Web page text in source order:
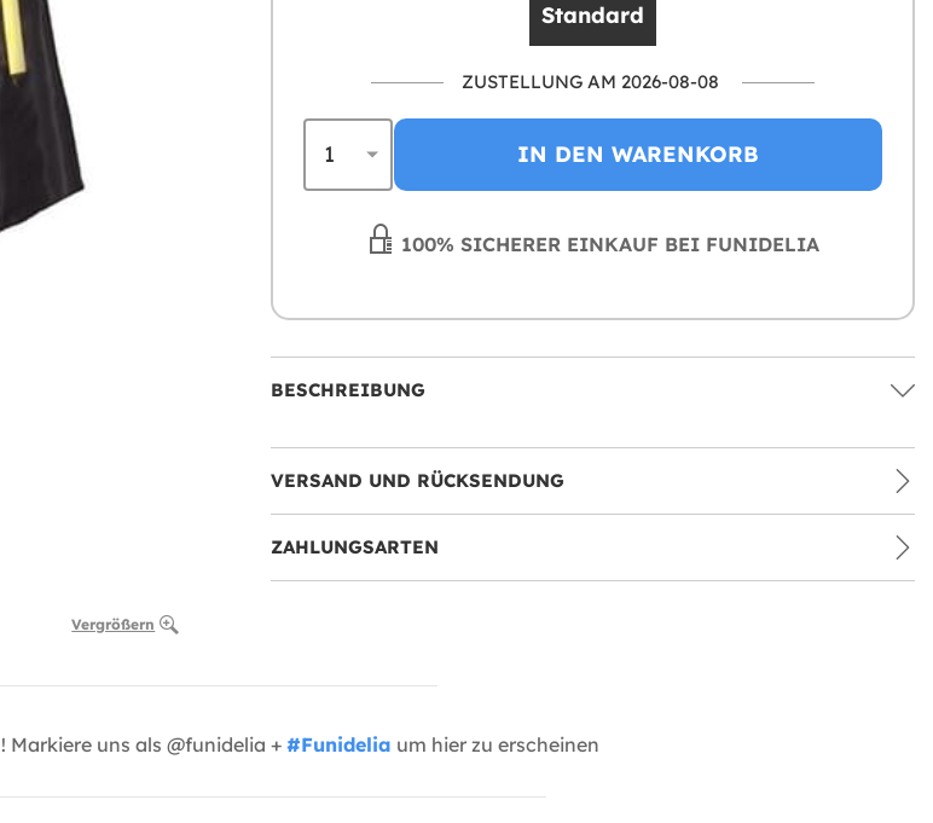
Vergrößern
Standard
ZUSTELLUNG AM 2026-08-08
IN DEN WARENKORB
100% SICHERER EINKAUF BEI FUNIDELIA
BESCHREIBUNG
VERSAND UND RÜCKSENDUNG
ZAHLUNGSARTEN
! Markiere uns als @funidelia + #Funidelia um hier zu erscheinen